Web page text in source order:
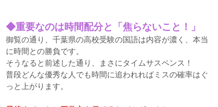
◆重要なのは時間配分と「焦らないこと！」
御覧の通り、千葉県の高校受験の国語は内容が濃く、本当
に時間との勝負です。
そうなると前述した通り、まさにタイムサスペンス！
普段どんな優秀な人でも時間に追われればミスの確率はぐ
っと上がります。